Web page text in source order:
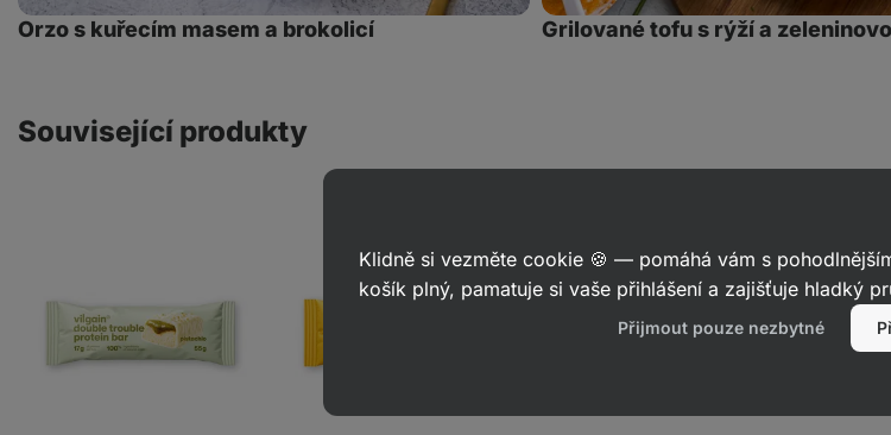
Orzo s kuřecím masem a brokolicí Grilované tofu s rýží a
Související produkty
Klidně si vezměte cookie 🍪 — pomáhá vám s
košík plný, pamatuje si vaše přihlášení a zajišťuje hladký
Přijmout pouze nezbytné